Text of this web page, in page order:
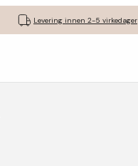
Levering innen 2-5 virkedager